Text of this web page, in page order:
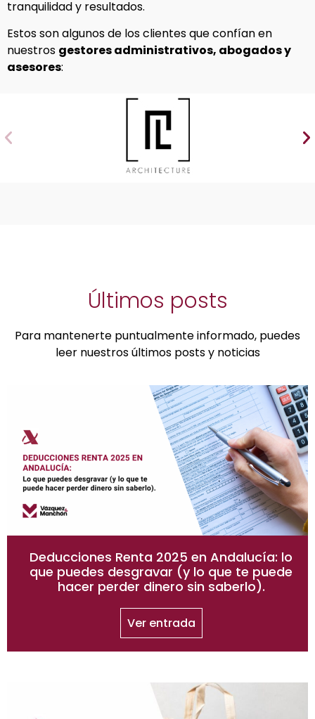
tranquilidad y resultados.
Estos son algunos de los clientes que confían en
nuestros gestores administrativos, abogados y
asesores:
Últimos posts
Para mantenerte puntualmente informado, puedes
leer nuestros últimos posts y noticias
Deducciones Renta 2025 en Andalucía: lo
que puedes desgravar (y lo que te puede
hacer perder dinero sin saberlo).
Ver entrada